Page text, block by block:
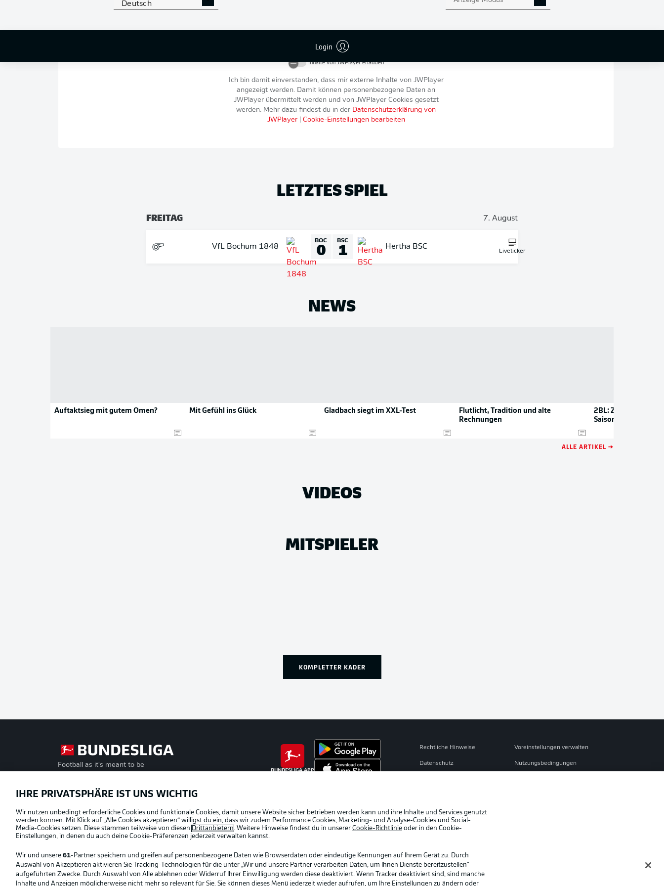
Deutsch
Login
wieder ausblenden.
Inhalte vonJWPlayererlauben
Ich bin damit einverstanden, dass mir externe Inhalte von JWPlayer
angezeigt werden. Damit können personenbezogene Daten an
JWPlayerübermittelt werden und von JWPlayerCookies gesetzt
werden. Mehr dazu findest du in der Datenschutzerklärung von
JWPlayer| Cookie-Einstellungen bearbeiten
LETZTES SPIEL
FREITAG 7. August
VfL Bochum 1848
BOC
0 BSC
1 Hertha BSC
Liveticker
NEWS
Auftaktsieg mit gutem Omen? Mit Gefühl ins Glück Gladbach siegt im XXL-Test
Flutlicht, Tradition und alte
Rechnungen
2BL: Zahlen und
Saison
ALLE ARTIKEL →
VIDEOS
MITSPIELER
KOMPLETTER KADER
Football as it's meant to be
BUNDESLIGA APP
Offizielle Partner
Rechtliche Hinweise Voreinstellungen verwalten
Datenschutz Nutzungsbedingungen
Spieler
AGB
IHRE PRIVATSPHÄRE IST UNS WICHTIG
Wir nutzen unbedingt erforderliche Cookies und funktionale Cookies, damit unsere Website sicher betrieben werden kann und ihre Inhalte und Services genutzt
werden können. Mit Klick auf „Alle Cookies akzeptieren“ willigst du ein, dass wir zudem Performance Cookies, Marketing- und Analyse-Cookies und Social-
Media-Cookies setzen. Diese stammen teilweise von diesen Drittanbietern. Weitere Hinweise findest du in unserer Cookie-Richtlinie oder in den Cookie-
Einstellungen, in denen du auch deine Cookie-Präferenzen jederzeit verwalten kannst.
Wir und unsere 61-Partner speichern und greifen auf personenbezogene Daten wie Browserdaten oder eindeutige Kennungen auf Ihrem Gerät zu. Durch
Auswahl von Akzeptieren aktivieren Sie Tracking-Technologien für die unter „Wir und unsere Partner verarbeiten Daten, um Ihnen Dienste bereitzustellen“
aufgeführten Zwecke. Durch Auswahl von Alle ablehnen oder Widerruf Ihrer Einwilligung werden diese deaktiviert. Wenn Tracker deaktiviert sind, sind manche
Inhalte und Anzeigen möglicherweise nicht mehr so relevant für Sie. Sie können dieses Menü jederzeit wieder aufrufen, um Ihre Einstellungen zu ändern oder